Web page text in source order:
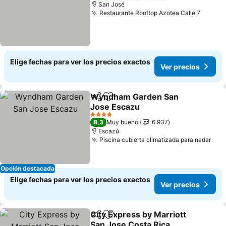
San José
Restaurante Rooftop Azotea Calle 7
Elige fechas para ver los precios exactos
Ver precios
Opción destacada
CompartirAgregar a favoritos
Wyndham Garden San
Jose Escazu
Ver precios
4 Estrellas
8,3 Muy bueno
6.937
Escazú
Piscina cubierta climatizada para nadarVer
Elige fechas para ver los precios exactos
Ver precios
CompartirAgregar a favoritos
City Express by Marriott